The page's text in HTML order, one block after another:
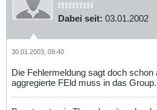
Dabei seit: 03.01.2002
30.01.2003, 09:40
Die Fehlermeldung sagt doch schon
aggregierte FEld muss in das